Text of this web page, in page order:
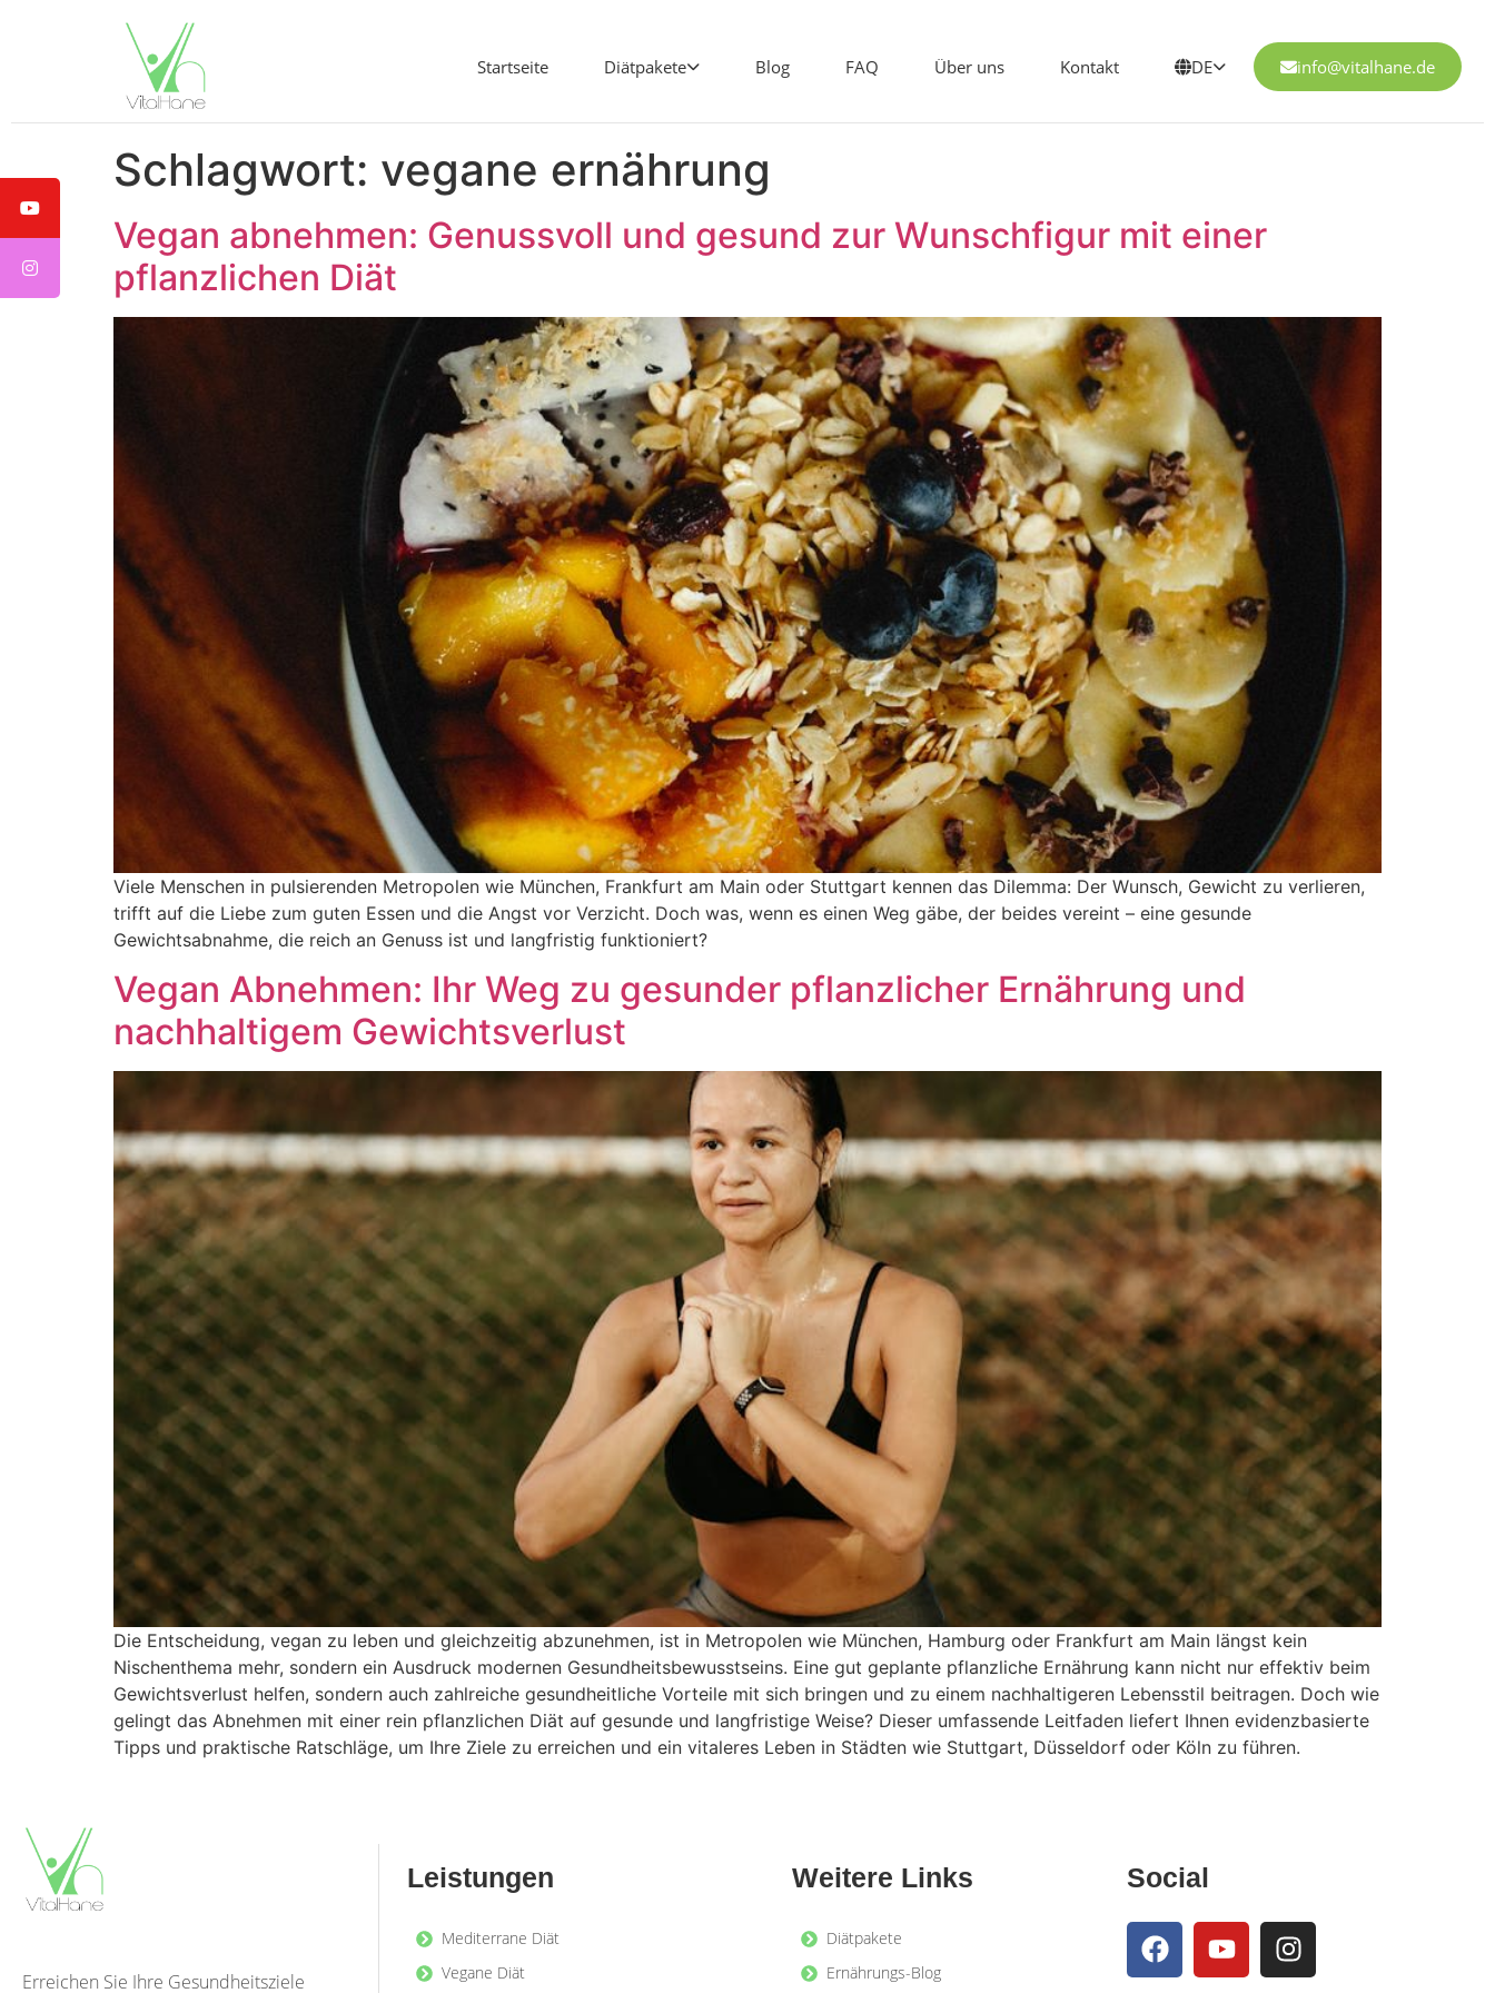
Startseite Diätpakete Blog FAQ Über uns Kontakt DE info@vitalhane.de
Schlagwort: vegane ernährung
Vegan abnehmen: Genussvoll und gesund zur Wunschfigur mit einer
pflanzlichen Diät
Viele Menschen in pulsierenden Metropolen wie München, Frankfurt am Main oder Stuttgart kennen das Dilemma: Der Wunsch, Gewicht zu verlieren,
trifft auf die Liebe zum guten Essen und die Angst vor Verzicht. Doch was, wenn es einen Weg gäbe, der beides vereint – eine gesunde
Gewichtsabnahme, die reich an Genuss ist und langfristig funktioniert?
Vegan Abnehmen: Ihr Weg zu gesunder pflanzlicher Ernährung und
nachhaltigem Gewichtsverlust
Die Entscheidung, vegan zu leben und gleichzeitig abzunehmen, ist in Metropolen wie München, Hamburg oder Frankfurt am Main längst kein
Nischenthema mehr, sondern ein Ausdruck modernen Gesundheitsbewusstseins. Eine gut geplante pflanzliche Ernährung kann nicht nur effektiv beim
Gewichtsverlust helfen, sondern auch zahlreiche gesundheitliche Vorteile mit sich bringen und zu einem nachhaltigeren Lebensstil beitragen. Doch wie
gelingt das Abnehmen mit einer rein pflanzlichen Diät auf gesunde und langfristige Weise? Dieser umfassende Leitfaden liefert Ihnen evidenzbasierte
Tipps und praktische Ratschläge, um Ihre Ziele zu erreichen und ein vitaleres Leben in Städten wie Stuttgart, Düsseldorf oder Köln zu führen.
Erreichen Sie Ihre Gesundheitsziele
Leistungen
Mediterrane Diät
Vegane Diät
Weitere Links
Diätpakete
Ernährungs-Blog
Social